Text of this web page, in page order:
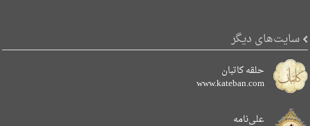
سایت‌های دیگر
حلقه کاتبان
www.kateban.com
علی‌نامه